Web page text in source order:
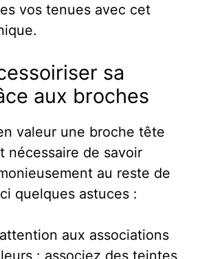
vos tenues avec cet
sa
aux broches
valeur une broche tête
nécessaire de savoir
au reste de
quelques astuces :
aux associations
: associez des teintes